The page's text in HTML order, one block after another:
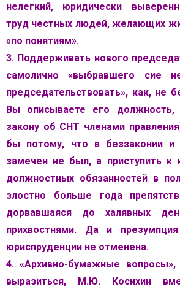
нелегкий, юридически
труд честных людей, желающих
«по понятиям».
3. Поддерживать нового
самолично «выбравшего сие
председательствовать», как, не
Вы описываете его должность,
закону об СНТ членами
бы потому, что в беззаконии и
замечен не был, а приступить к
должностных обязанностей в
злостно больше года
дорвавшаяся до халявных
прихвостнями. Да и
юриспруденции не отменена.
4. «Архивно-бумажные
выразиться, М.Ю. Косихин